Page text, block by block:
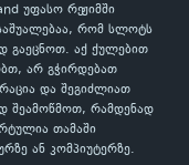
უფასო რეჟიმში
რომ სლოტს
გაეცნოთ. აქ ქულებით
არ გჭირდებათ
და შეგიძლიათ
შეამოწმოთ, რამდენად
თამაში
ან კომპიუტერზე.